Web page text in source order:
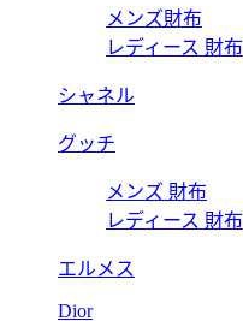
メンズ財布
レディース 財布
シャネル
グッチ
メンズ 財布
レディース 財布
エルメス
Dior